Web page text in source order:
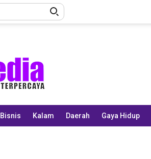
Kalam Daerah Gaya Hidup